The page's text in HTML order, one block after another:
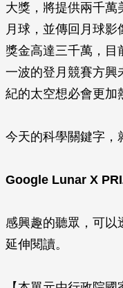
大獎，將提供兩千萬
月球，並傳回月球
獎金高達三千萬，目
一波的登月競賽方興
紀的太空想必會更加
今天的科學關鍵字，
Google Lunar X
感興趣的聽眾，可以
延伸閱讀。